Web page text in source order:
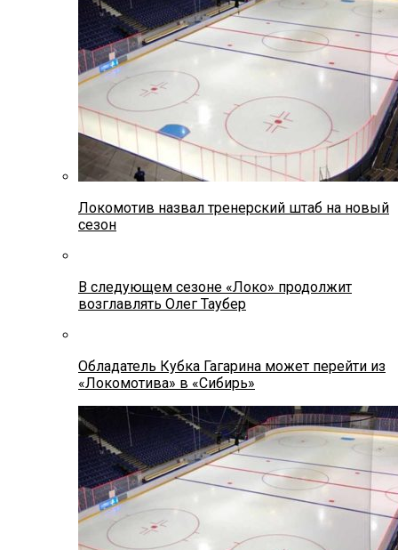
Локомотив назвал тренерский штаб на новый
сезон
В следующем сезоне «Локо» продолжит
возглавлять Олег Таубер
Обладатель Кубка Гагарина может перейти из
«Локомотива» в «Сибирь»